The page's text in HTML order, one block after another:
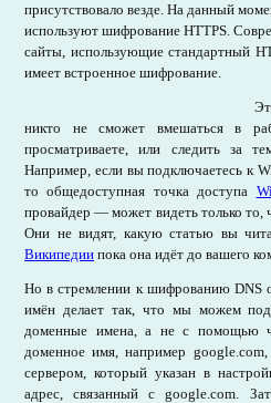
присутствовало везде. На данный
используют шифрование HTTPS.
сайты, использующие стандартный
имеет встроенное шифрование.
никто не сможет вмешаться в
просматриваете, или следить за
Например, если вы подключаетесь к
то общедоступная точка доступа
провайдер — может видеть только
Они не видят, какую статью вы
Википедии пока она идёт до вашего
Но в стремлении к шифрованию DNS
имён делает так, что мы можем
доменные имена, а не с помощью
доменное имя, например
сервером, который указан в
адрес, связанный с google.com.